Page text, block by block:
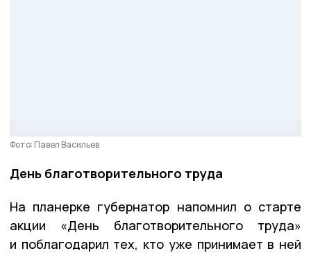
Фото: Павел Васильев
День благотворительного труда
На планерке губернатор напомнил о старте
акции «День благотворительного труда»
и поблагодарил тех, кто уже принимает в ней